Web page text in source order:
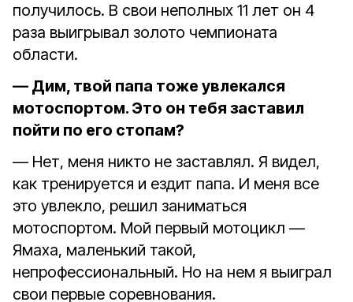
получилось. В свои неполных 11 лет он 4
раза выигрывал золото чемпионата
области.
— Дим, твой папа тоже увлекался
мотоспортом. Это он тебя заставил
пойти по его стопам?
— Нет, меня никто не заставлял. Я видел,
как тренируется и ездит папа. И меня все
это увлекло, решил заниматься
мотоспортом. Мой первый мотоцикл —
Ямаха, маленький такой,
непрофессиональный. Но на нем я выиграл
свои первые соревнования.